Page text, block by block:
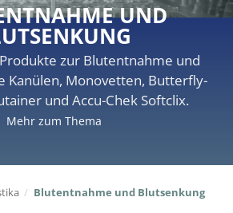
UND
zur Blutentnahme und
Kanülen, Monovetten, Butterfly-
und Accu-Chek Softclix.
Mehr zum Thema
/ Blutentnahme und Blutsenkung